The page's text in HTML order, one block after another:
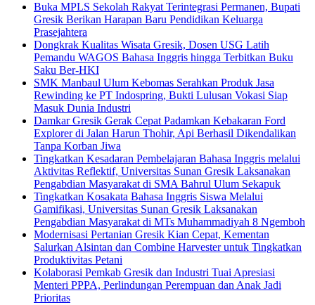
Buka MPLS Sekolah Rakyat Terintegrasi Permanen, Bupati
Gresik Berikan Harapan Baru Pendidikan Keluarga
Prasejahtera
Dongkrak Kualitas Wisata Gresik, Dosen USG Latih
Pemandu WAGOS Bahasa Inggris hingga Terbitkan Buku
Saku Ber-HKI
SMK Manbaul Ulum Kebomas Serahkan Produk Jasa
Rewinding ke PT Indospring, Bukti Lulusan Vokasi Siap
Masuk Dunia Industri
Damkar Gresik Gerak Cepat Padamkan Kebakaran Ford
Explorer di Jalan Harun Thohir, Api Berhasil Dikendalikan
Tanpa Korban Jiwa
Tingkatkan Kesadaran Pembelajaran Bahasa Inggris melalui
Aktivitas Reflektif, Universitas Sunan Gresik Laksanakan
Pengabdian Masyarakat di SMA Bahrul Ulum Sekapuk
Tingkatkan Kosakata Bahasa Inggris Siswa Melalui
Gamifikasi, Universitas Sunan Gresik Laksanakan
Pengabdian Masyarakat di MTs Muhammadiyah 8 Ngemboh
Modernisasi Pertanian Gresik Kian Cepat, Kementan
Salurkan Alsintan dan Combine Harvester untuk Tingkatkan
Produktivitas Petani
Kolaborasi Pemkab Gresik dan Industri Tuai Apresiasi
Menteri PPPA, Perlindungan Perempuan dan Anak Jadi
Prioritas